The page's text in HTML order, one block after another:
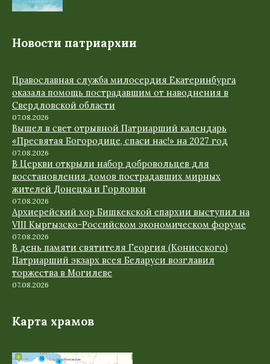
Новости патриархии
Православная служба милосердия Екатеринбурга
оказала помощь пострадавшим от наводнения в
Свердловской области
07.08.2026
Вышел в свет отрывной Патриарший календарь
«Пресвятая Богородице, спаси нас!» на 2027 год
07.08.2026
В Церкви открыли набор добровольцев для
восстановления домов пострадавших мирных
жителей Донецка и Горловки
07.08.2026
Архиерейский хор Бишкекской епархии выступил на
VIII Кыргызско-Российском экономическом форуме
07.08.2026
В день памяти святителя Георгия (Конисского)
Патриарший экзарх всея Беларуси возглавил
торжества в Могилеве
07.08.2026
Карта храмов